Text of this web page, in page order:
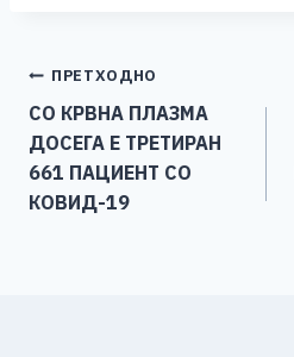
b
o
o
k
n
g
er
Навигација
на
напис
ПРЕТХОДНО
СО КРВНА ПЛАЗМА
ДОСЕГА E ТРЕТИРАН
661 ПАЦИЕНТ СО
КОВИД-19